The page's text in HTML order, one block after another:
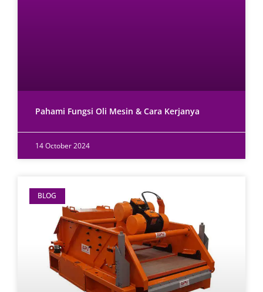
Pahami Fungsi Oli Mesin & Cara Kerjanya
14 October 2024
BLOG